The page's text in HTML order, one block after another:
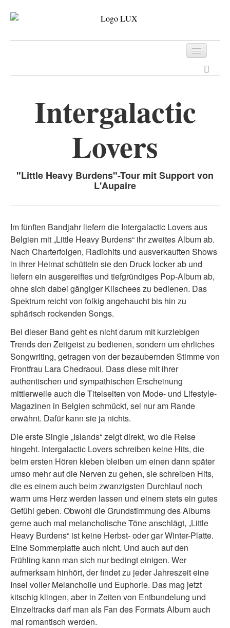
Archiv
Intergalactic
Lovers
"Little Heavy Burdens"-Tour mit Support von
L'Aupaire
Im fünften Bandjahr liefern die Intergalactic Lovers aus
Belgien mit „Little Heavy Burdens“ ihr zweites Album ab.
Nach Charterfolgen, Radiohits und ausverkauften Shows
in ihrer Heimat schütteln sie den Druck locker ab und
liefern ein ausgereiftes und tiefgründiges Pop-Album ab,
ohne sich dabei gängiger Klischees zu bedienen. Das
Spektrum reicht von folkig angehaucht bis hin zu
sphärisch rockenden Songs.
Bei dieser Band geht es nicht darum mit kurzlebigen
Trends den Zeitgeist zu bedienen, sondern um ehrliches
Songwriting, getragen von der bezaubernden Stimme von
Frontfrau Lara Chedraoui. Dass diese mit ihrer
authentischen und sympathischen Erscheinung
mittlerweile auch die Titelseiten von Mode- und Lifestyle-
Magazinen in Belgien schmückt, sei nur am Rande
erwähnt. Dafür kann sie ja nichts.
Die erste Single „Islands“ zeigt direkt, wo die Reise
hingeht. Intergalactic Lovers schreiben keine Hits, die
beim ersten Hören kleben bleiben um einen dann später
umso mehr auf die Nerven zu gehen, sie schreiben Hits,
die es einem auch beim zwanzigsten Durchlauf noch
warm ums Herz werden lassen und einem stets ein gutes
Gefühl geben. Obwohl die Grundstimmung des Albums
gerne auch mal melancholische Töne anschlägt, „Little
Heavy Burdens“ ist keine Herbst- oder gar Winter-Platte.
Eine Sommerplatte auch nicht. Und auch auf den
Frühling kann man sich nur bedingt einigen. Wer
aufmerksam hinhört, der findet zu jeder Jahreszeit eine
Insel voller Melancholie und Euphorie. Das mag jetzt
kitschig klingen, aber in Zeiten von Entbundelung und
Einzeltracks darf man als Fan des Formats Album auch
mal romantisch werden.